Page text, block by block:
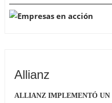
Allianz
ALLIANZ IMPLEMENTÓ UN